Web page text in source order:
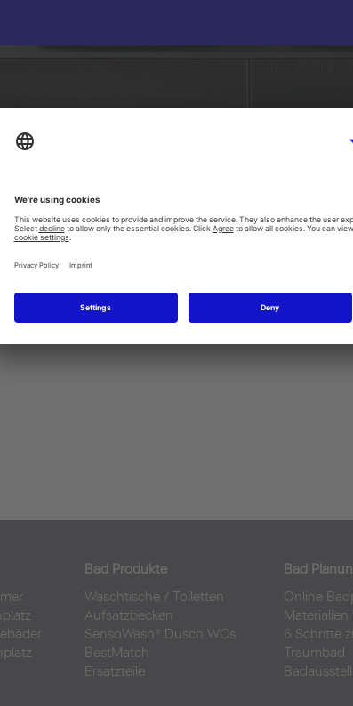
Bad Produkte
Waschtische / Toiletten
Aufsatzbecken
SensoWash® Dusch WCs
BestMatch
Ersatzteile
Bad
Online
Materialien
6 Schritte
Traumbad